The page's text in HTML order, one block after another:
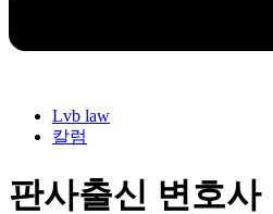
Lvb law
칼럼
판사출신 변호사